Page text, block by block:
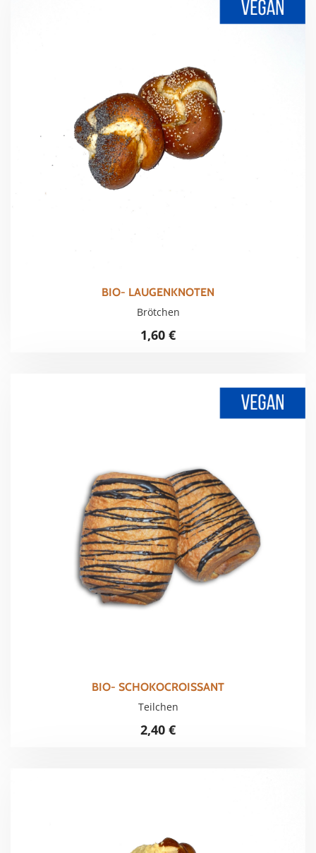
BIO- LAUGENKNOTEN
Brötchen
1,60 €
BIO- SCHOKOCROISSANT
Teilchen
2,40 €